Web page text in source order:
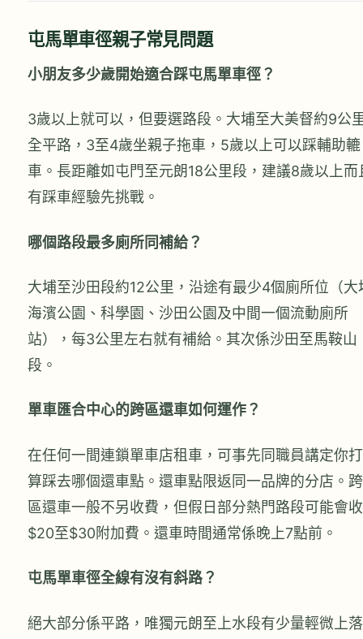
屯馬單車徑親子常見問題
小朋友多少歲開始適合踩屯馬單車徑？
3歲以上就可以，但要選路段。大埔至大美督約9公
全平路，3至4歲坐親子拖車，5歲以上可以踩輔助轆
車。長距離如屯門至元朗18公里段，建議8歲以上而
有踩車經驗先挑戰。
哪個路段最多廁所同補給？
大埔至沙田段約12公里，沿途有最少4個廁所位（大
海濱公園、科學園、沙田公園及中間一個流動廁所
站），每3公里左右就有補給。其次係沙田至馬鞍山
段。
單車匯合中心的跨區還車如何運作？
在任何一間連鎖單車店租車，可事先同職員講定你打
算踩去哪個還車點。還車點限返同一品牌的分店。跨
區還車一般不另收費，但假日部分熱門路段可能會收
$20至$30附加費。還車時間通常係晚上7點前。
屯馬單車徑全線有沒有斜路？
絕大部分係平路，唯獨元朗至上水段有少量輕微上落